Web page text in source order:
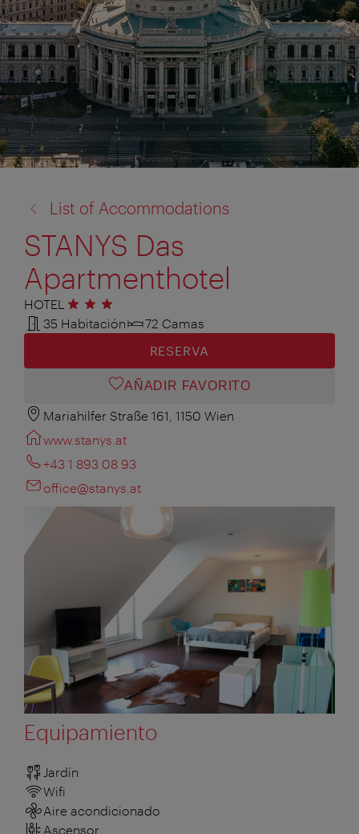
a:
List of Accommodations
STANYS Das
Apartmenthotel
HOTEL 3 estrellas
35 Habitación
72 Camas
RESERVA
AÑADIR FAVORITO
Mariahilfer Straße 161, 1150 Wien
www.stanys.at
+43 1 893 08 93
office@stanys.at
Equipamiento
Jardín
Wifi
Aire acondicionado
Ascensor